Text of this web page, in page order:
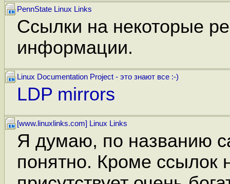
PennState Linux Links
Ссылки на некоторые
информации.
Linux Documentation Project - это знают все :-)
LDP mirrors
[www.linuxlinks.com] Linux Links
Я думаю, по названию
понятно. Кроме ссылок